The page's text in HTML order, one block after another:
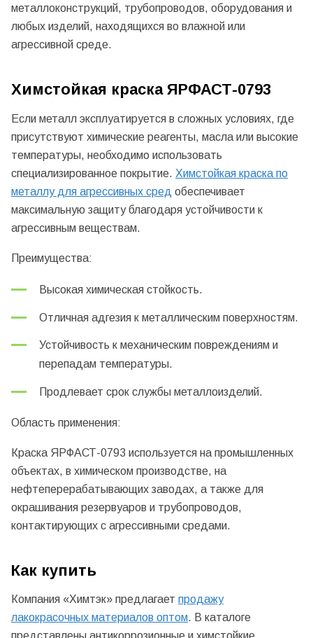
металлоконструкций, трубопроводов, оборудования и
любых изделий, находящихся во влажной или
агрессивной среде.
Химстойкая краска ЯРФАСТ-0793
Если металл эксплуатируется в сложных условиях, где
присутствуют химические реагенты, масла или высокие
температуры, необходимо использовать
специализированное покрытие. Химстойкая краска по
металлу для агрессивных сред обеспечивает
максимальную защиту благодаря устойчивости к
агрессивным веществам.
Преимущества:
Высокая химическая стойкость.
Отличная адгезия к металлическим поверхностям.
Устойчивость к механическим повреждениям и
перепадам температуры.
Продлевает срок службы металлоизделий.
Область применения:
Краска ЯРФАСТ-0793 используется на промышленных
объектах, в химическом производстве, на
нефтеперерабатывающих заводах, а также для
окрашивания резервуаров и трубопроводов,
контактирующих с агрессивными средами.
Как купить
Компания «Химтэк» предлагает продажу
лакокрасочных материалов оптом. В каталоге